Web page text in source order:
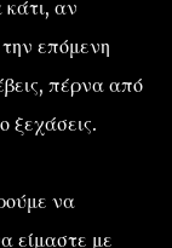
αν
επόμενη
πέρνα από
ξεχάσεις.
να
είμαστε με